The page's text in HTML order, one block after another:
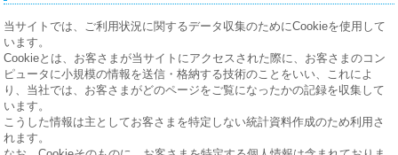
当サイトでは、ご利用状況に関するデータ収集のためにCookieを使用して
います。
Cookieとは、お客さまが当サイトにアクセスされた際に、お客さまのコン
ピュータに小規模の情報を送信・格納する技術のことをいい、これによ
り、当社では、お客さまがどのページをご覧になったかの記録を収集して
います。
こうした情報は主としてお客さまを特定しない統計資料作成のため利用さ
れます。